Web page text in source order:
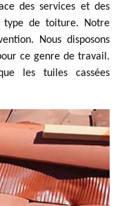
des services et des
type de toiture. Notre
Nous disposons
ce genre de travail.
les tuiles cassées